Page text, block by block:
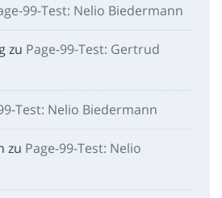
99-Test: Nelio Biedermann
zu Page-99-Test: Gertrud
Test: Nelio Biedermann
zu Page-99-Test: Nelio